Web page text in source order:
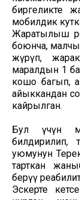
биргеликте
мобилдик
Жаратылыш
боюнча,
жүрүп,
маралдын 1
кошо багып,
айыккандан
кайрылган.
Бул үчүн
билдирилип,
уюмунун
тарткан
берүү
Эскерте